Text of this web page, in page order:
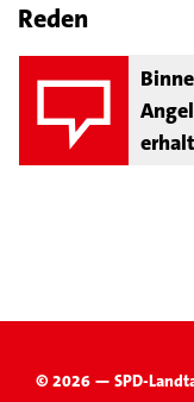
Reden
© 2026 — SPD-